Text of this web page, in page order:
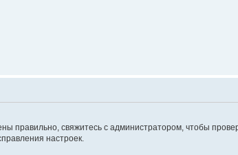
правильно, свяжитесь с администратором, чтобы
настроек.